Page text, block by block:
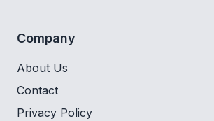
Company
About Us
Contact
Privacy Policy